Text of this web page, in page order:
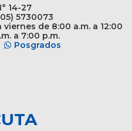
14-27
5730073
de 8:00 a.m. a 12:00
a 7:00 p.m.
Posgrados